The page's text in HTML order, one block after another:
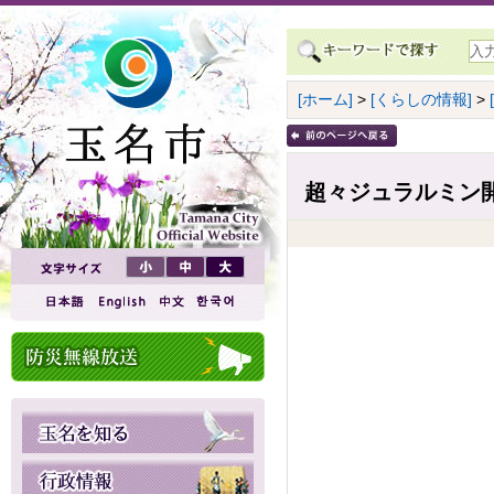
[ホーム] > [くらしの情報] >
超々ジュラルミン